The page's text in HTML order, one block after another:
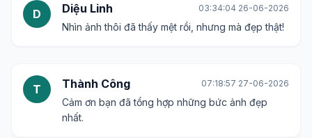
D Diệu Linh 03:34:04 26-06-2026
Nhìn ảnh thôi đã thấy mệt rồi, nhưng mà đẹp thật!
T Thành Công 07:18:57 27-06-2026
Cảm ơn bạn đã tổng hợp những bức ảnh đẹp
nhất.